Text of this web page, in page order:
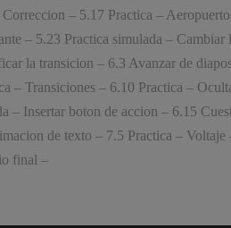
– 5.17 Practica –
– 5.23 Practica simulada –
la transicion – 6.3 Avanzar de
– Transiciones – 6.10 Practica –
Insertar boton de accion – 6.15
de texto – 7.5 Practica –
final –